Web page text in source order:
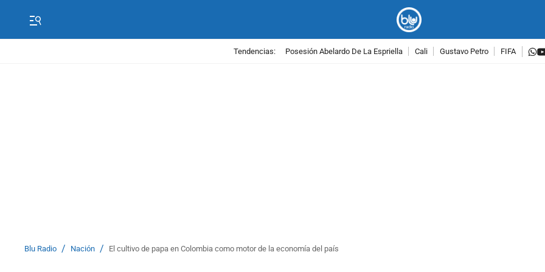
Tendencias: Posesión Abelardo De La Espriella Cali Gustavo Petro FIFA
Blu Radio / Nación / El cultivo de papa en Colombia como motor de la economía del país